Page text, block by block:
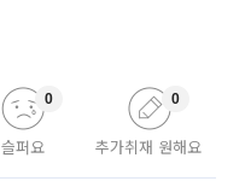
슬퍼요
0
추가취재 원해요
0